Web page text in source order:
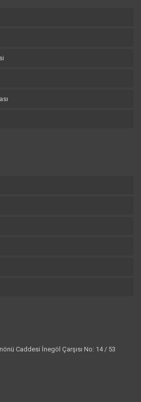
Caddesi İnegöl Çarşısı No: 14 / 53